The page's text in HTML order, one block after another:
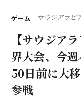
ゲーム サウジアラビ
【サウジア
界大会、今
50日前に大
参戦